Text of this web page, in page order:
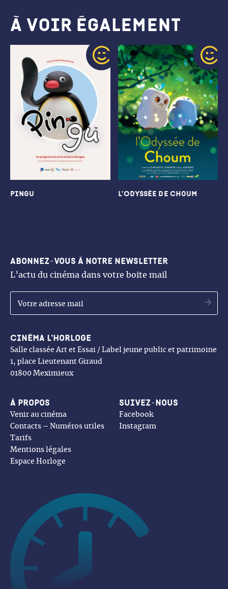
À voir également
Pingu L’Odyssée de Choum
Cinéma l’Horloge
Salle classée Art et Essai / Label jeune public et patrimoine
1, place Lieutenant Giraud
01800 Meximieux
Abonnez-vous à notre newsletter
L’actu du cinéma dans votre boite mail
À propos
Venir au cinéma
Contacts – Numéros utiles
Tarifs
Mentions légales
Espace Horloge
Suivez-nous
Facebook
Instagram